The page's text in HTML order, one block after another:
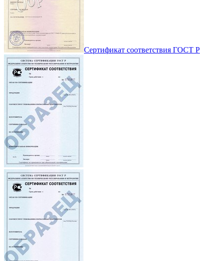
Сертификат соответствия ГОСТ Р